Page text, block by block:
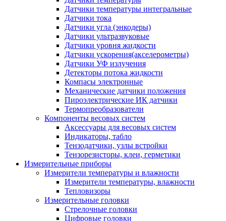
Датчики температуры интегральные
Датчики тока
Датчики угла (энкодеры)
Датчики ультразвуковые
Датчики уровня жидкости
Датчики ускорения(акселерометры)
Датчики УФ излучения
Детекторы потока жидкости
Компасы электронные
Механические датчики положения
Пироэлектрические ИК датчики
Термопреобразователи
Компоненты весовых систем
Аксессуары для весовых систем
Индикаторы, табло
Тензодатчики, узлы встройки
Тензорезисторы, клеи, герметики
Измерительные приборы
Измерители температуры и влажности
Измерители температуры, влажности
Тепловизоры
Измерительные головки
Стрелочные головки
Цифровые головки